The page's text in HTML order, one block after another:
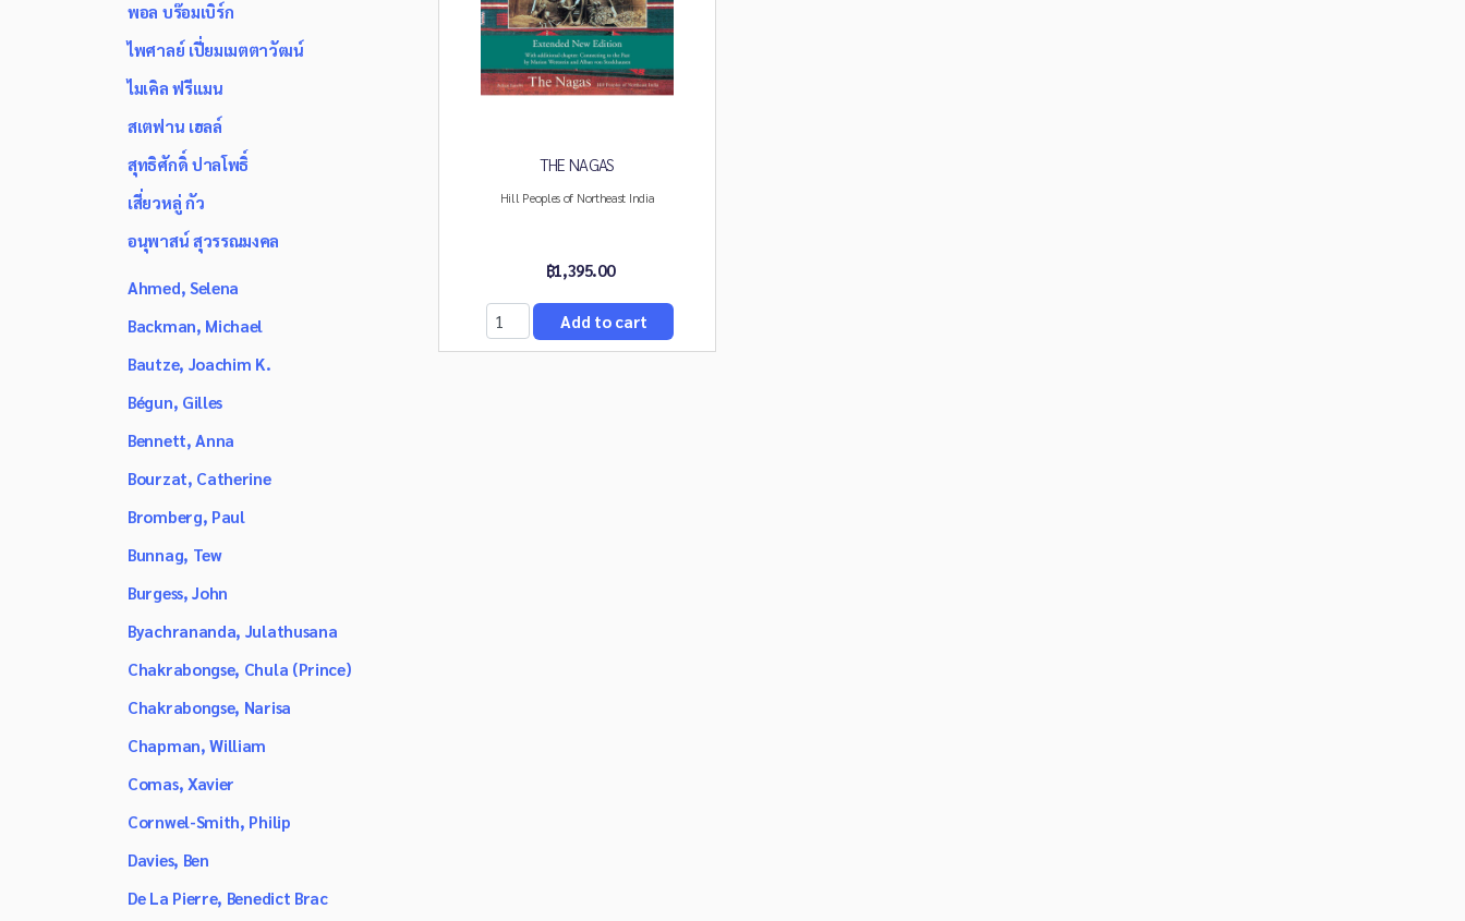
พอล บร๊อมเบิร์ก
ไพศาลย์ เปี่ยมเมตตาวัฒน์
ไมเคิล ฟรีแมน
สเตฟาน เฮลล์
สุทธิศักดิ์ ปาลโพธิ์
เสี่ยวหลู่ กัว
อนุพาสน์ สุวรรณมงคล
Ahmed, Selena
Backman, Michael
Bautze, Joachim K.
Bégun, Gilles
Bennett, Anna
Bourzat, Catherine
Bromberg, Paul
Bunnag, Tew
Burgess, John
Byachrananda, Julathusana
Chakrabongse, Chula (Prince)
Chakrabongse, Narisa
Chapman, William
Comas, Xavier
Cornwel-Smith, Philip
Davies, Ben
De La Pierre, Benedict Brac
THE NAGAS
Hill Peoples of Northeast India
฿1,395.00